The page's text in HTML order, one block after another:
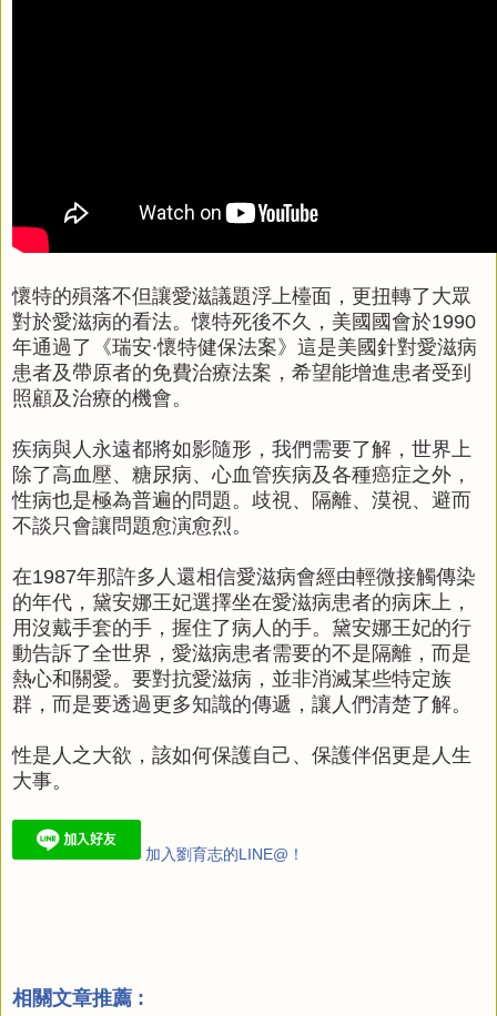
懷特的殞落不但讓愛滋議題浮上檯面，更扭轉了大眾
對於愛滋病的看法。懷特死後不久，美國國會於1990
年通過了《瑞安‧懷特健保法案》這是美國針對愛滋病
患者及帶原者的免費治療法案，希望能增進患者受到
照顧及治療的機會。
疾病與人永遠都將如影隨形，我們需要了解，世界上
除了高血壓、糖尿病、心血管疾病及各種癌症之外，
性病也是極為普遍的問題。歧視、隔離、漠視、避而
不談只會讓問題愈演愈烈。
在1987年那許多人還相信愛滋病會經由輕微接觸傳染
的年代，黛安娜王妃選擇坐在愛滋病患者的病床上，
用沒戴手套的手，握住了病人的手。黛安娜王妃的行
動告訴了全世界，愛滋病患者需要的不是隔離，而是
熱心和關愛。要對抗愛滋病，並非消滅某些特定族
群，而是要透過更多知識的傳遞，讓人們清楚了解。
性是人之大欲，該如何保護自己、保護伴侶更是人生
大事。
加入劉育志的LINE@！
相關文章推薦 :